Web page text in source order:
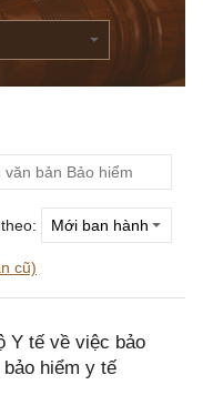
cũ)
Y tế về việc bảo
hiểm y tế